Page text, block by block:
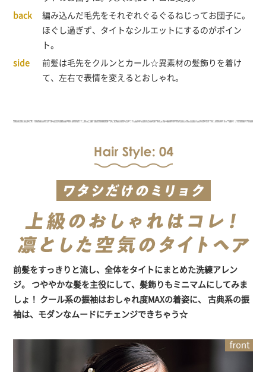
編み込んだ毛先をそれぞれぐるぐるねじってお団子に。
ほぐし過ぎず、タイトなシルエットにするのがポイン
ト。
前髪は毛先をクルンとカール☆異素材の髪飾りを着け
て、左右で表情を変えるとおしゃれ。
前髪をすっきりと流し、全体をタイトにまとめた洗練アレン
ジ。 つややかな髪を主役にして、髪飾りもミニマムにしてみま
しょ！ クール系の振袖はおしゃれ度MAXの着姿に、 古典系の振
袖は、モダンなムードにチェンジできちゃう☆